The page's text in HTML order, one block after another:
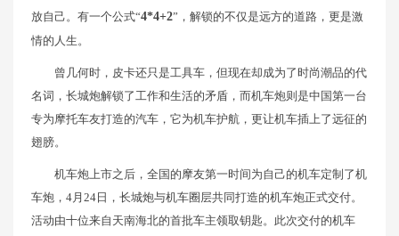
放自己。有一个公式“4*4+2”，解锁的不仅是远方的道路，更是激
情的人生。
曾几何时，皮卡还只是工具车，但现在却成为了时尚潮品的代
名词，长城炮解锁了工作和生活的矛盾，而机车炮则是中国第一台
专为摩托车友打造的汽车，它为机车护航，更让机车插上了远征的
翅膀。
机车炮上市之后，全国的摩友第一时间为自己的机车定制了机
车炮，4月24日，长城炮与机车圈层共同打造的机车炮正式交付。
活动由十位来自天南海北的首批车主领取钥匙。此次交付的机车